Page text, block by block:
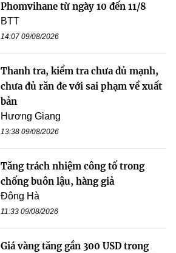
Phomvihane từ ngày 10 đến 11/8
BTT
14:07 09/08/2026
Thanh tra, kiểm tra chưa đủ mạnh,
chưa đủ răn đe với sai phạm về xuất
bản
Hương Giang
13:38 09/08/2026
Tăng trách nhiệm công tố trong
chống buôn lậu, hàng giả
Đông Hà
11:33 09/08/2026
Giá vàng tăng gần 300 USD trong